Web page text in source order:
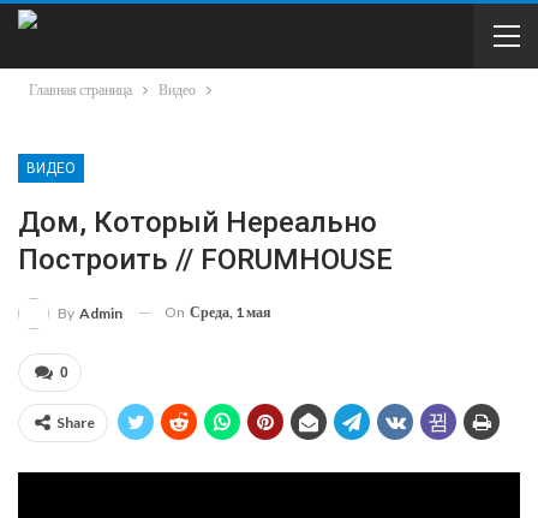
Главная страница Видео
ВИДЕО
Дом, Который Нереально
Построить // FORUMHOUSE
By Admin On Среда, 1 мая
0
Share